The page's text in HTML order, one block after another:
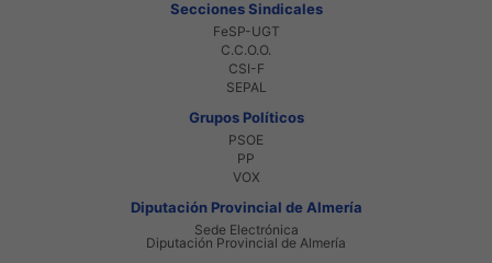
Secciones Sindicales
FeSP-UGT
C.C.O.O.
CSI-F
SEPAL
Grupos Políticos
PSOE
PP
VOX
Diputación Provincial de Almería
Sede Electrónica
Diputación Provincial de Almería